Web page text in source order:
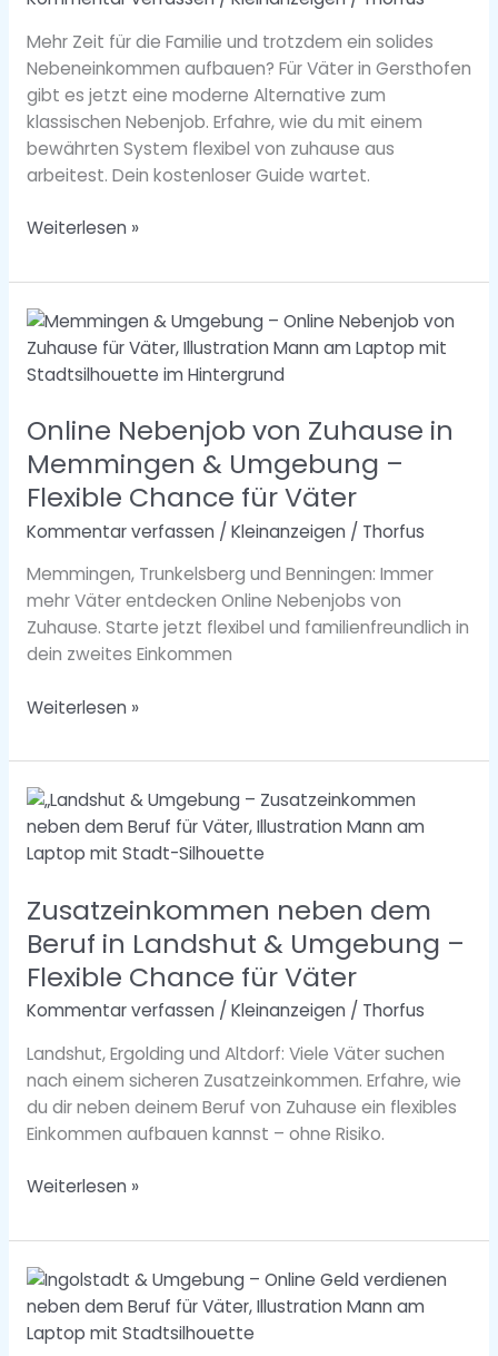
Mehr Zeit für die Familie und trotzdem ein solides
Nebeneinkommen aufbauen? Für Väter in Gersthofen
gibt es jetzt eine moderne Alternative zum
klassischen Nebenjob. Erfahre, wie du mit einem
bewährten System flexibel von zuhause aus
arbeitest. Dein kostenloser Guide wartet.
Weiterlesen »
Online Nebenjob von Zuhause in
Memmingen & Umgebung –
Flexible Chance für Väter
Kommentar verfassen / Kleinanzeigen / Thorfus
Memmingen, Trunkelsberg und Benningen: Immer
mehr Väter entdecken Online Nebenjobs von
Zuhause. Starte jetzt flexibel und familienfreundlich in
dein zweites Einkommen
Online
Nebenjob
von
in
Memmingen
&
Umgebung
–
Chance
für
Väter
Weiterlesen »
Zusatzeinkommen neben dem
Beruf in Landshut & Umgebung –
Flexible Chance für Väter
Kommentar verfassen / Kleinanzeigen / Thorfus
Landshut, Ergolding und Altdorf: Viele Väter suchen
nach einem sicheren Zusatzeinkommen. Erfahre, wie
du dir neben deinem Beruf von Zuhause ein flexibles
Einkommen aufbauen kannst – ohne Risiko.
Zusatzeinkommen
neben
dem
in
Landshut
&
Umgebung
–
Chance
für
Väter
Weiterlesen »
Online
Geld
verdienen